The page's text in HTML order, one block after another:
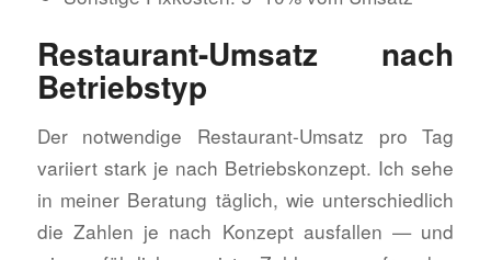
Restaurant-Umsatz nach
Betriebstyp
Der notwendige Restaurant-Umsatz pro Tag
variiert stark je nach Betriebskonzept. Ich sehe
in meiner Beratung täglich, wie unterschiedlich
die Zahlen je nach Konzept ausfallen — und